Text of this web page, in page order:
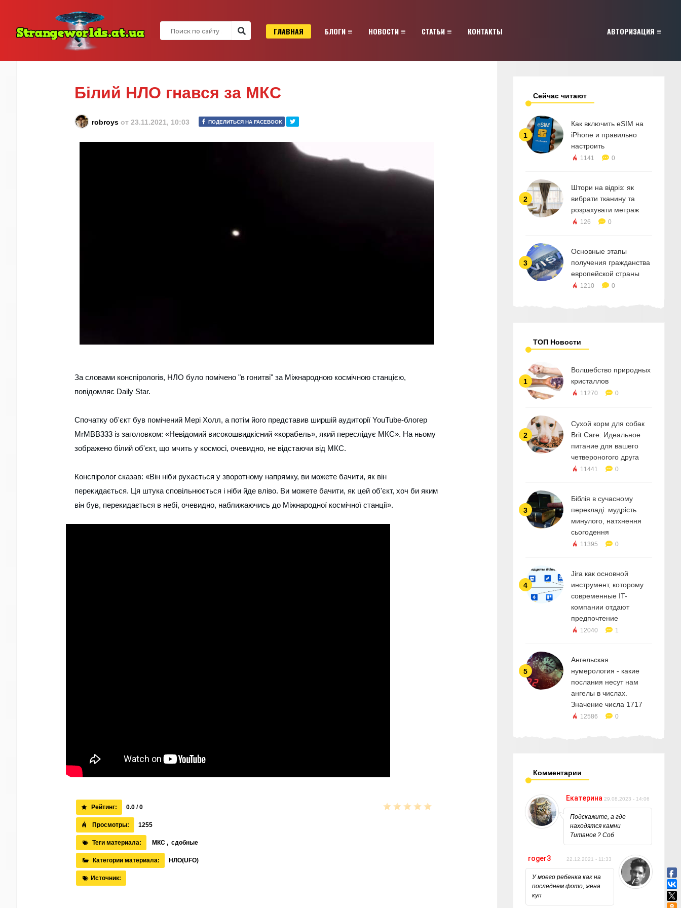
ГЛАВНАЯ БЛОГИ НОВОСТИ СТАТЬИ КОНТАКТЫ АВТОРИЗАЦИЯ
Білий НЛО гнався за МКС
robroys от 23.11.2021, 10:03 ПОДЕЛИТЬСЯ НА FACEBOOK
За словами конспірологів, НЛО було помічено "в гонитві" за Міжнародною космічною станцією,
повідомляє Daily Star.
Спочатку об'єкт був помічений Мері Холл, а потім його представив ширшій аудиторії YouTube-блогер
MrMBB333 із заголовком: «Невідомий високошвидкісний «корабель», який переслідує МКС». На ньому
зображено білий об'єкт, що мчить у космосі, очевидно, не відстаючи від МКС.
Конспіролог сказав: «Він ніби рухається у зворотному напрямку, ви можете бачити, як він
перекидається. Ця штука сповільнюється і ніби йде вліво. Ви можете бачити, як цей об'єкт, хоч би яким
він був, перекидається в небі, очевидно, наближаючись до Міжнародної космічної станції».
Рейтинг: 0.0 / 0
Просмотры: 1255
Теги материала: МКС , сдобные
Категории материала: НЛО(UFO)
Источник:
Сейчас читают
1
Как включить eSIM на
iPhone и правильно
настроить
1141 0
2
Штори на відріз: як
вибрати тканину та
розрахувати метраж
126 0
3
Основные этапы
получения гражданства
европейской страны
1210 0
ТОП Новости
1
Волшебство природных
кристаллов
11270 0
2
Сухой корм для собак
Brit Care: Идеальное
питание для вашего
четвероногого друга
11441 0
3
Біблія в сучасному
перекладі: мудрість
минулого, натхнення
сьогодення
11395 0
4
Jira как основной
инструмент, которому
современные IT-
компании отдают
предпочтение
12040 1
5
Ангельская
нумерология - какие
послания несут нам
ангелы в числах.
Значение числа 1717
12586 0
Комментарии
Екатерина 29.08.2023 - 14:06
Подскажите, а где
находятся камни
Титанов ? Соб
roger3 22.12.2021 - 11:33
У моего ребенка как на
последнем фото, жена
куп